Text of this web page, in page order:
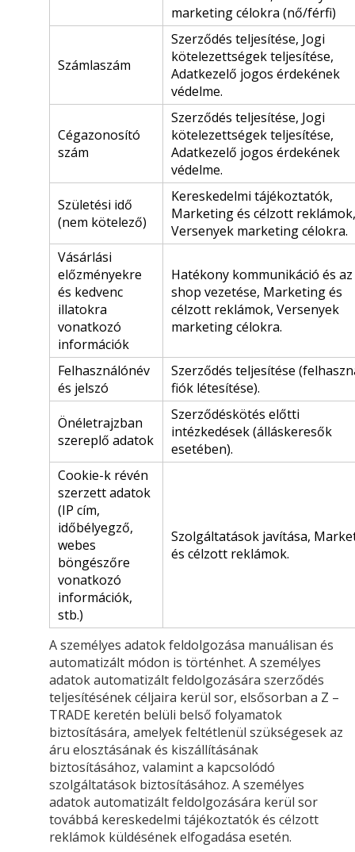
marketing célokra (nő/férfi)
Számlaszám
Szerződés teljesítése, Jogi
kötelezettségek teljesítése,
Adatkezelő jogos érdekének
védelme.
Cégazonosító
szám
Szerződés teljesítése, Jogi
kötelezettségek teljesítése,
Adatkezelő jogos érdekének
védelme.
Születési idő
(nem kötelező)
Kereskedelmi tájékoztatók,
Marketing és célzott reklámok,
Versenyek marketing célokra.
Vásárlási
előzményekre
és kedvenc
illatokra
vonatkozó
információk
Hatékony kommunikáció és
shop vezetése, Marketing és
célzott reklámok, Versenyek
marketing célokra.
Felhasználónév
és jelszó
Szerződés teljesítése
fiók létesítése).
Önéletrajzban
szereplő adatok
Szerződéskötés előtti
intézkedések (álláskeresők
esetében).
Cookie-k révén
szerzett adatok
(IP cím,
időbélyegző,
webes
böngészőre
vonatkozó
információk,
stb.)
Szolgáltatások javítása,
és célzott reklámok.
A személyes adatok feldolgozása manuálisan és
automatizált módon is történhet. A személyes
adatok automatizált feldolgozására szerződés
teljesítésének céljaira kerül sor, elsősorban a Z –
TRADE keretén belüli belső folyamatok
biztosítására, amelyek feltétlenül szükségesek az
áru elosztásának és kiszállításának
biztosításához, valamint a kapcsolódó
szolgáltatások biztosításához. A személyes
adatok automatizált feldolgozására kerül sor
továbbá kereskedelmi tájékoztatók és célzott
reklámok küldésének elfogadása esetén.